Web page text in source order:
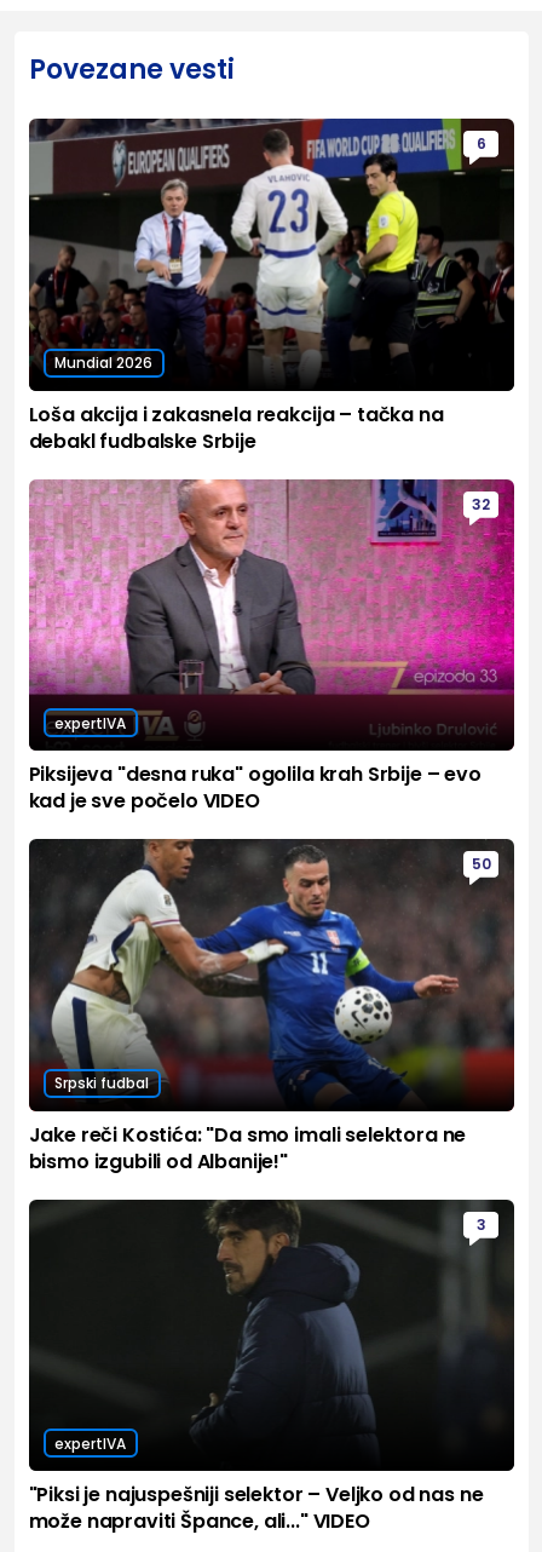
Povezane vesti
6
Mundial 2026
Loša akcija i zakasnela reakcija – tačka na
debakl fudbalske Srbije
32
expertIVA
Piksijeva "desna ruka" ogolila krah Srbije – evo
kad je sve počelo VIDEO
50
Srpski fudbal
Jake reči Kostića: "Da smo imali selektora ne
bismo izgubili od Albanije!"
3
expertIVA
"Piksi je najuspešniji selektor – Veljko od nas ne
može napraviti Špance, ali..." VIDEO